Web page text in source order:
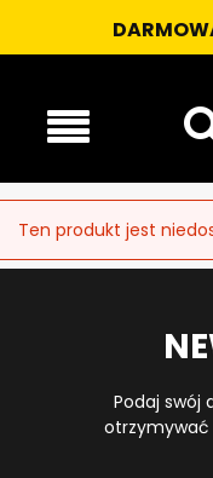
Ten produkt jest
Podaj swój